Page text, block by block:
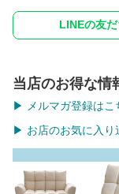
LINEの友
当店のお得な情
▶ メルマガ登録はこ
▶ お店のお気に入り